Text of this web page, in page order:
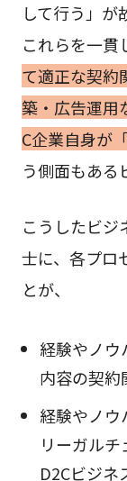
して行う」が
これらを一貫
て適正な契約
築・広告運用
C企業自身が
う側面もある
こうしたビジ
士に、各プロ
とが、
経験やノウ
内容の契約
経験やノウ
リーガルチ
D2Cビジネ